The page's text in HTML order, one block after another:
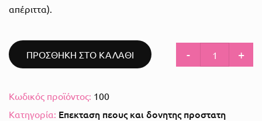
απέριττα).
- +
ΠΡΟΣΘΗΚΗ ΣΤΟ ΚΑΛΑΘΙ
Κωδικός προϊόντος: 100
Κατηγορία: Επεκταση πεους και δονητης προστατη